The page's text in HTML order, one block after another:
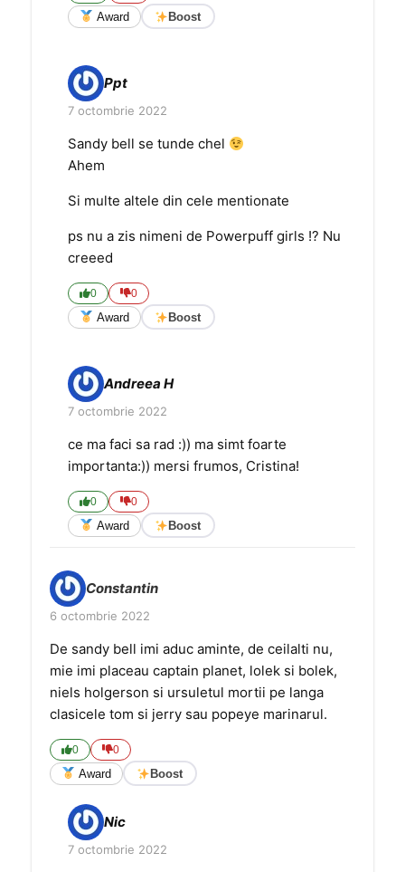
Award Boost
Ppt
7 octombrie 2022
Sandy bell se tunde chel
Ahem
Si multe altele din cele mentionate
ps nu a zis nimeni de Powerpuff girls !? Nu
creeed
0 0
Award Boost
Andreea H
7 octombrie 2022
ce ma faci sa rad :)) ma simt foarte
importanta:)) mersi frumos, Cristina!
0 0
Award Boost
Constantin
6 octombrie 2022
De sandy bell imi aduc aminte, de ceilalti nu,
mie imi placeau captain planet, lolek si bolek,
niels holgerson si ursuletul mortii pe langa
clasicele tom si jerry sau popeye marinarul.
0 0
Award Boost
Nic
7 octombrie 2022